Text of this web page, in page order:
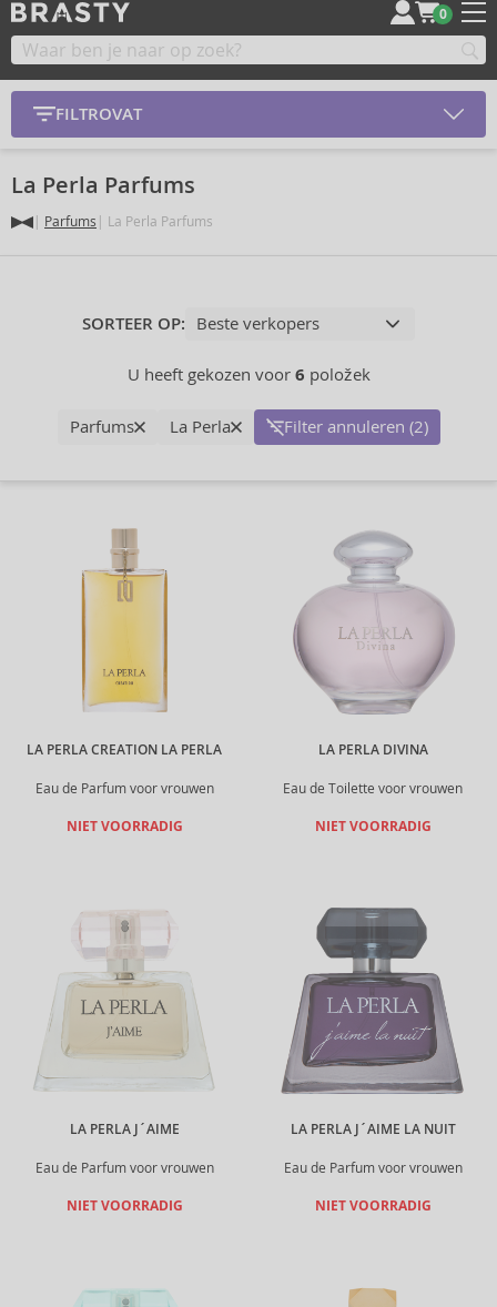
0
FILTROVAT
La Perla Parfums
Parfums La Perla Parfums
SORTEER OP:
U heeft gekozen voor 6 položek
Parfums La Perla Filter annuleren (2)
LA PERLA CREATION LA PERLA
Eau de Parfum voor vrouwen
NIET VOORRADIG
LA PERLA DIVINA
Eau de Toilette voor vrouwen
NIET VOORRADIG
LA PERLA J´AIME
Eau de Parfum voor vrouwen
NIET VOORRADIG
LA PERLA J´AIME LA NUIT
Eau de Parfum voor vrouwen
NIET VOORRADIG